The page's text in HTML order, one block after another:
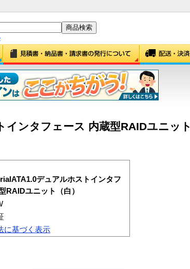
ンタフェース 内蔵型RAIDユニット
デュアルホストインタフ
RAIDユニット（白）
に基づく表示